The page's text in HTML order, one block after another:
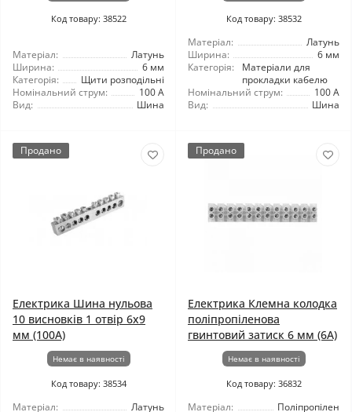
Код товару: 38522
Матеріал:
Латунь
Ширина:
6 мм
Категорія:
Щити розподільні
Номінальний струм:
100 А
Вид:
Шина
Код товару: 38532
Матеріал:
Латунь
Ширина:
6 мм
Категорія:
Матеріали для
прокладки кабелю
Номінальний струм:
100 А
Вид:
Шина
Продано
Електрика Шина нульова
10 висновків 1 отвір 6x9
мм (100A)
Немає в наявності
Код товару: 38534
Матеріал: Латунь
Продано
Електрика Клемна колодка
поліпропіленова
гвинтовий затиск 6 мм (6А)
Немає в наявності
Код товару: 36832
Матеріал: Поліпропілен